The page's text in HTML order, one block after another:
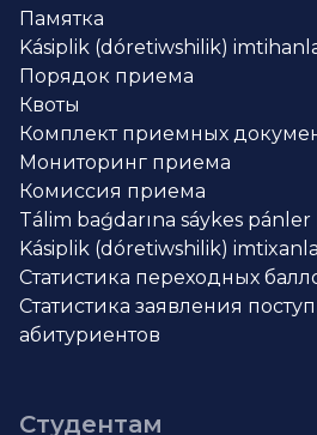
Памятка
Kásiplik (dóretiwshilik)
Порядок приема
Квоты
Комплект приемных
Мониторинг приема
Комиссия приема
Tálim baǵdarına sáykes
Kásiplik (dóretiwshilik)
Статистика переходных
Статистика заявления
абитуриентов
Студентам